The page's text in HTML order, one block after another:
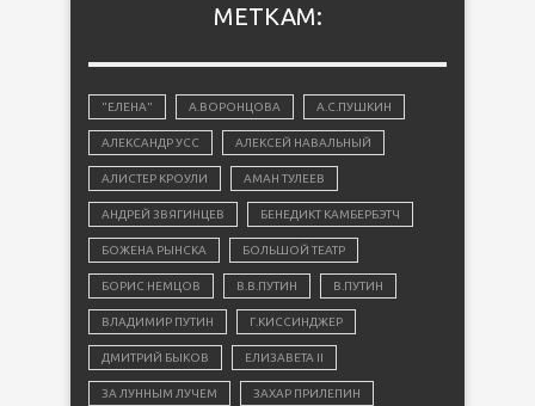
МЕТКАМ:
"ЕЛЕНА" А.ВОРОНЦОВА А.С.ПУШКИН
АЛЕКСАНДР УСС АЛЕКСЕЙ НАВАЛЬНЫЙ
АЛИСТЕР КРОУЛИ АМАН ТУЛЕЕВ
АНДРЕЙ ЗВЯГИНЦЕВ БЕНЕДИКТ КАМБЕРБЭТЧ
БОЖЕНА РЫНСКА БОЛЬШОЙ ТЕАТР
БОРИС НЕМЦОВ В.В.ПУТИН В.ПУТИН
ВЛАДИМИР ПУТИН Г.КИССИНДЖЕР
ДМИТРИЙ БЫКОВ ЕЛИЗАВЕТА II
ЗА ЛУННЫМ ЛУЧЕМ ЗАХАР ПРИЛЕПИН